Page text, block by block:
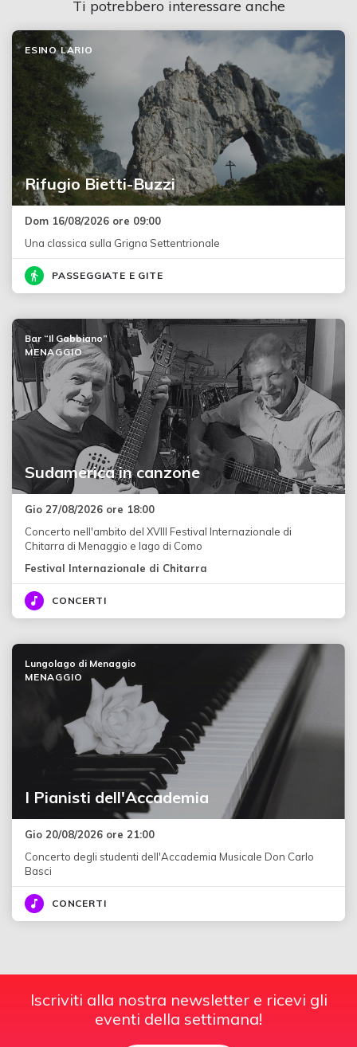
Ti potrebbero interessare anche
Rifugio Bietti-Buzzi
ESINO LARIO
Dom 16/08/2026 ore 09:00
Una classica sulla Grigna Settentrionale
PASSEGGIATE E GITE
Sudamerica in canzone
Bar “Il Gabbiano”
MENAGGIO
Gio 27/08/2026 ore 18:00
Concerto nell'ambito del XVIII Festival Internazionale di
Chitarra di Menaggio e lago di Como
Festival Internazionale di Chitarra
CONCERTI
I Pianisti dell'Accademia
Lungolago di Menaggio
MENAGGIO
Gio 20/08/2026 ore 21:00
Concerto degli studenti dell'Accademia Musicale Don Carlo
Basci
CONCERTI
Iscriviti alla nostra newsletter e ricevi gli
eventi della settimana!